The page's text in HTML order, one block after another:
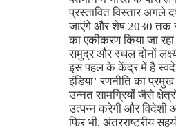
प्रस्तावित विस्तार
जाएंगे और शेष 2030 तक
का एकीकरण किया जा
समुद्र और स्थल दोनों
इस पहल के केंद्र में है
इंडिया’ रणनीति का
उन्नत सामग्रियों जैसे
उत्पन्न करेगी और विदेशी
फिर भी, अंतरराष्ट्रीय